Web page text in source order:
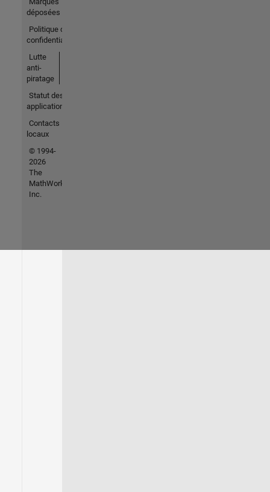
déposées
Politique de
confidentialité
Lutte
anti-
piratage
Statut des
applications
Contacts
locaux
© 1994-
2026
The
MathWorks,
Inc.